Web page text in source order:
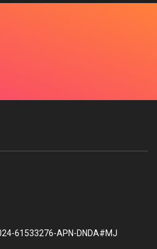
61533276-APN-DNDA#MJ